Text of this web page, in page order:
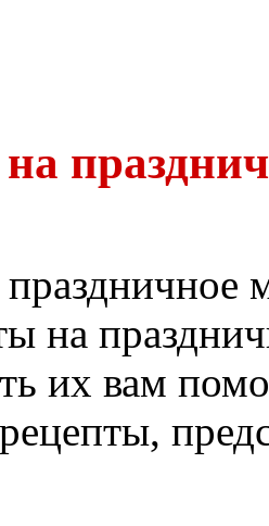
на
их вам